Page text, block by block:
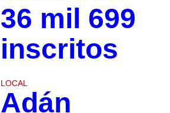
36 mil 699
inscritos
LOCAL
Adán